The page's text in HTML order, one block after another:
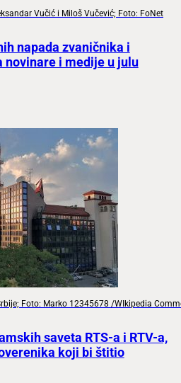
Vučić i Miloš Vučević; Foto: FoNet
napada zvaničnika i
novinare i medije u julu
Foto: Marko 12345678 /WIkipedia
saveta RTS-a i RTV-a,
koji bi štitio